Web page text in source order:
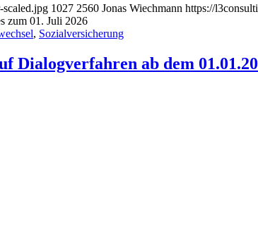
1027 2560 Jonas Wiechmann https://
zum 01. Juli 2026
, Sozialversicherung
Dialogverfahren ab dem